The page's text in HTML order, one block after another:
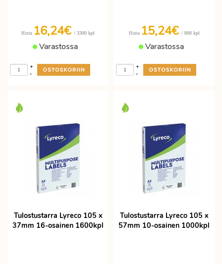
Hinta 16,24€ / 3300 kpl
Varastossa
-
+
Hinta 15,24€ / 800 kpl
Varastossa
-
+
Tulostustarra Lyreco 105 x
37mm 16-osainen 1600kpl
Tulostustarra Lyreco 105 x
57mm 10-osainen 1000kpl